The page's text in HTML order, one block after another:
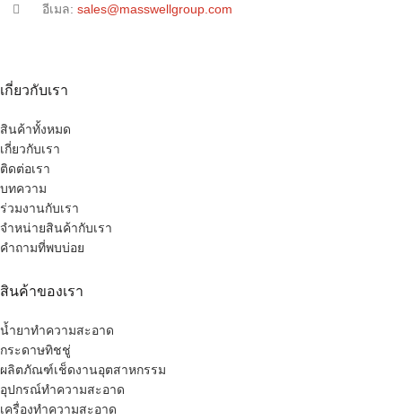
อีเมล: sales@masswellgroup.com
เกี่ยวกับเรา
สินค้าทั้งหมด
เกี่ยวกับเรา
ติดต่อเรา
บทความ
ร่วมงานกับเรา
จำหน่ายสินค้ากับเรา
คำถามที่พบบ่อย
สินค้าของเรา
น้ำยาทำความสะอาด
กระดาษทิชชู่
ผลิตภัณฑ์เช็ดงานอุตสาหกรรม
อุปกรณ์ทำความสะอาด
เครื่องทำความสะอาด